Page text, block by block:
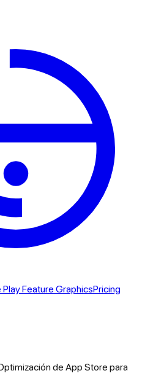
Feature GraphicsPricing
de App Store para